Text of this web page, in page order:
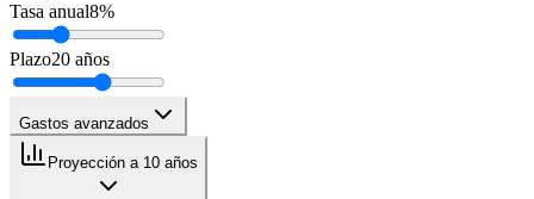
Tasa anual8%
Plazo20 años
Gastos avanzados
Proyección a 10 años